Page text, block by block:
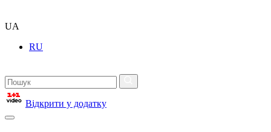
UA
RU
Відкрити у додатку